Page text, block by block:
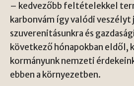
– kedvezőbb feltételekkel
karbonvám így valódi
szuverenitásunkra és
következő hónapokban eldől,
kormányunk nemzeti
ebben a környezetben.